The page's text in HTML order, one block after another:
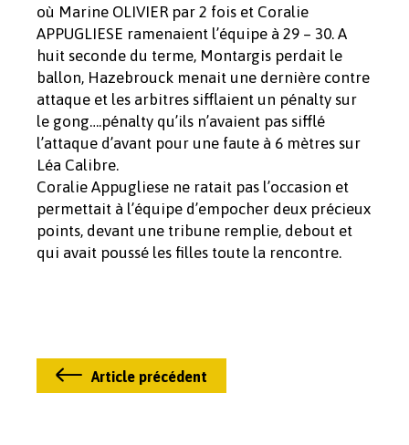
où Marine OLIVIER par 2 fois et Coralie
APPUGLIESE ramenaient l’équipe à 29 – 30. A
huit seconde du terme, Montargis perdait le
ballon, Hazebrouck menait une dernière contre
attaque et les arbitres sifflaient un pénalty sur
le gong….pénalty qu’ils n’avaient pas sifflé
l’attaque d’avant pour une faute à 6 mètres sur
Léa Calibre.
Coralie Appugliese ne ratait pas l’occasion et
permettait à l’équipe d’empocher deux précieux
points, devant une tribune remplie, debout et
qui avait poussé les filles toute la rencontre.
Article précédent